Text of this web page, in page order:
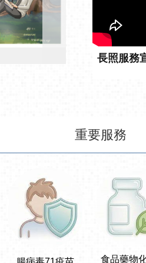
長照服務
重要服務